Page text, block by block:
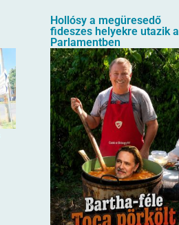
Hollósy a megüresedő
fideszes helyekre utazik a
Parlamentben